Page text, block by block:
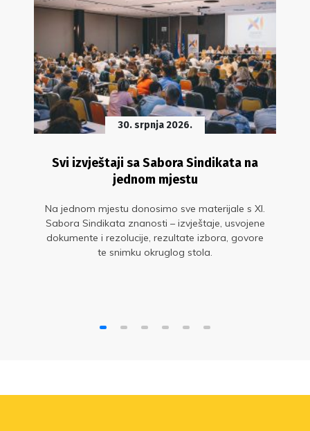
30. srpnja 2026.
Svi izvještaji sa Sabora Sindikata na
jednom mjestu
Na jednom mjestu donosimo sve materijale s XI.
Sabora Sindikata znanosti – izvještaje, usvojene
dokumente i rezolucije, rezultate izbora, govore
te snimku okruglog stola.